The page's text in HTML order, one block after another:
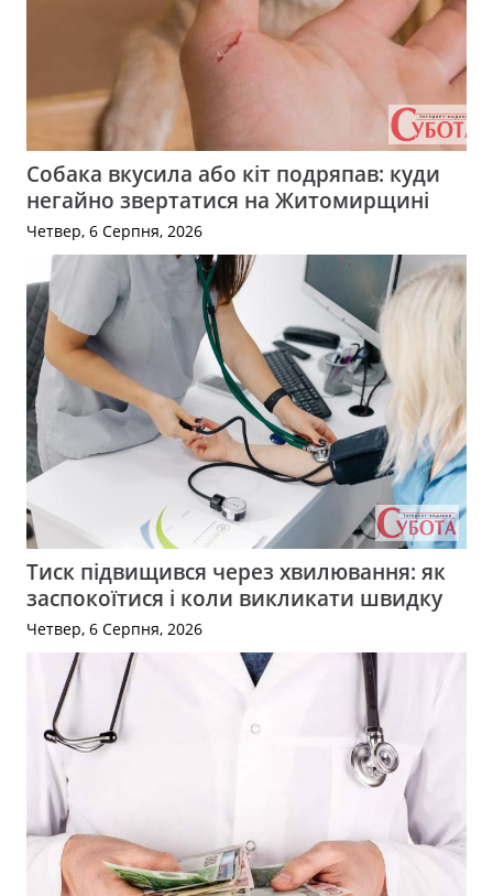
Собака вкусила або кіт подряпав: куди
негайно звертатися на Житомирщині
Четвер, 6 Серпня, 2026
Тиск підвищився через хвилювання: як
заспокоїтися і коли викликати швидку
Четвер, 6 Серпня, 2026